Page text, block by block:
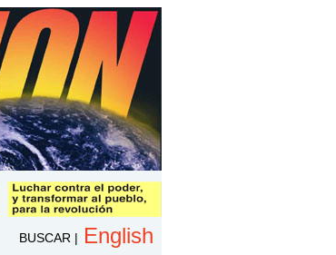
English
BUSCAR |